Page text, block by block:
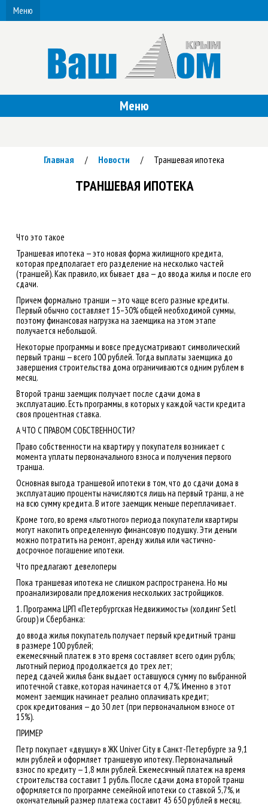
Меню
Меню
Главная / Новости / Траншевая ипотека
ТРАНШЕВАЯ ИПОТЕКА
Что это такое
Траншевая ипотека — это новая форма жилищного кредита,
которая предполагает его разделение на несколько частей
(траншей). Как правило, их бывает два — до ввода жилья и после его
сдачи.
Причем формально транши — это чаще всего разные кредиты.
Первый обычно составляет 15–30% общей необходимой суммы,
поэтому финансовая нагрузка на заемщика на этом этапе
получается небольшой.
Некоторые программы и вовсе предусматривают символический
первый транш — всего 100 рублей. Тогда выплаты заемщика до
завершения строительства дома ограничиваются одним рублем в
месяц.
Второй транш заемщик получает после сдачи дома в
эксплуатацию. Есть программы, в которых у каждой части кредита
своя процентная ставка.
А ЧТО С ПРАВОМ СОБСТВЕННОСТИ?
Право собственности на квартиру у покупателя возникает с
момента уплаты первоначального взноса и получения первого
транша.
Основная выгода траншевой ипотеки в том, что до сдачи дома в
эксплуатацию проценты начисляются лишь на первый транш, а не
на всю сумму кредита. В итоге заемщик меньше переплачивает.
Кроме того, во время «льготного» периода покупатели квартиры
могут накопить определенную финансовую подушку. Эти деньги
можно потратить на ремонт, аренду жилья или частично-
досрочное погашение ипотеки.
Что предлагают девелоперы
Пока траншевая ипотека не слишком распространена. Но мы
проанализировали предложения нескольких застройщиков.
1. Программа ЦРП «Петербургская Недвижимость» (холдинг Setl
Group) и Сбербанка:
до ввода жилья покупатель получает первый кредитный транш
в размере 100 рублей;
ежемесячный платеж в это время составляет всего один рубль;
льготный период продолжается до трех лет;
перед сдачей жилья банк выдает оставшуюся сумму по выбранной
ипотечной ставке, которая начинается от 4,7%. Именно в этот
момент заемщик начинает реально оплачивать кредит;
срок кредитования — до 30 лет (при первоначальном взносе от
15%).
ПРИМЕР
Петр покупает «двушку» в ЖК Univer City в Санкт-Петербурге за 9,1
млн рублей и оформляет траншевую ипотеку. Первоначальный
взнос по кредиту — 1,8 млн рублей. Ежемесячный платеж на время
строительства составит 1 рубль. После сдачи дома второй транш
оформляется по программе семейной ипотеки со ставкой 5,7%, и
окончательный размер платежа составит 43 650 рублей в месяц.